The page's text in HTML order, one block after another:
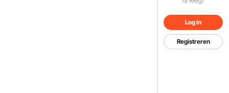
Log in
Registreren